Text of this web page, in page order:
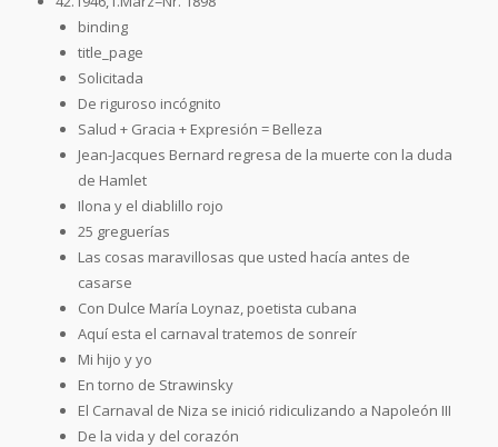
binding
title_page
Solicitada
De riguroso incógnito
Salud + Gracia + Expresión = Belleza
Jean-Jacques Bernard regresa de la muerte con la duda
de Hamlet
Ilona y el diablillo rojo
25 greguerías
Las cosas maravillosas que usted hacía antes de
casarse
Con Dulce María Loynaz, poetista cubana
Aquí esta el carnaval tratemos de sonreír
Mi hijo y yo
En torno de Strawinsky
El Carnaval de Niza se inició ridiculizando a Napoleón III
De la vida y del corazón